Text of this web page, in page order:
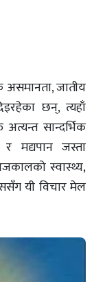
जातीय
छन्, त्यहाँ
सान्दर्भिक
मद्यपान जस्ता
स्वास्थ्य,
यी विचार मेल